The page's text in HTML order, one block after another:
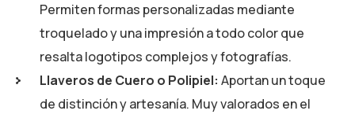
Permiten formas personalizadas mediante
troquelado y una impresión a todo color que
resalta logotipos complejos y fotografías.
Llaveros de Cuero o Polipiel: Aportan un toque
de distinción y artesanía. Muy valorados en el